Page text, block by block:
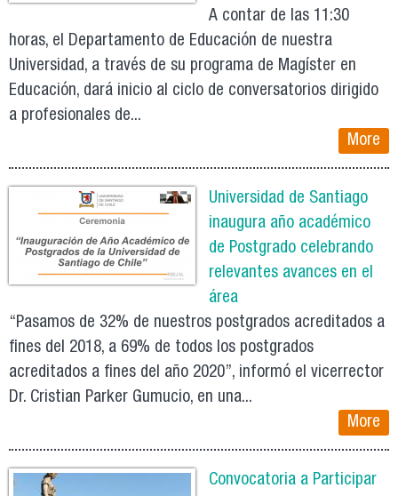
A contar de las 11:30
horas, el Departamento de Educación de nuestra
Universidad, a través de su programa de Magíster en
Educación, dará inicio al ciclo de conversatorios dirigido
a profesionales de...
More
Universidad de Santiago
inaugura año académico
de Postgrado celebrando
relevantes avances en el
área
“Pasamos de 32% de nuestros postgrados acreditados a
fines del 2018, a 69% de todos los postgrados
acreditados a fines del año 2020”, informó el vicerrector
Dr. Cristian Parker Gumucio, en una...
More
Convocatoria a Participar